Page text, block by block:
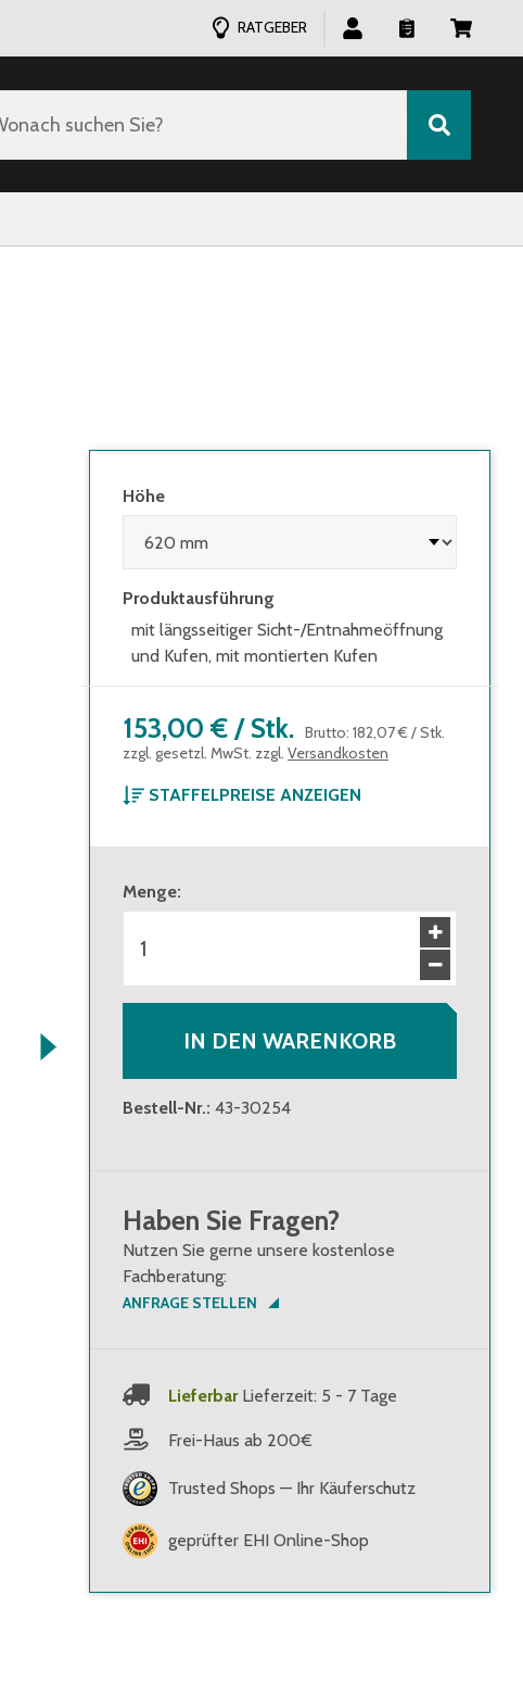
RATGEBER
suchen Sie?
Höhe
Produktausführung
mit längsseitiger Sicht-/Entnahmeöffnung
und Kufen, mit montierten Kufen
153,00 € / Stk. Brutto: 182,07 € /Stk.
zzgl. gesetzl. MwSt. zzgl. Versandkosten
STAFFELPREISE ANZEIGEN
ab 6 Stück
Menge:
IN DEN WARENKORB
Bestell-Nr.: 43-30254
Haben Sie Fragen?
Nutzen Sie gerne unsere kostenlose
Fachberatung:
ANFRAGE STELLEN
Lieferbar Lieferzeit: 5 - 7 Tage
Frei-Haus ab 200€
Trusted Shops — Ihr Käuferschutz
geprüfter EHI Online-Shop